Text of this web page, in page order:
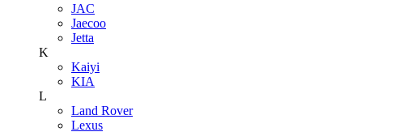
JAC
Jaecoo
Jetta
K
Kaiyi
KIA
L
Land Rover
Lexus